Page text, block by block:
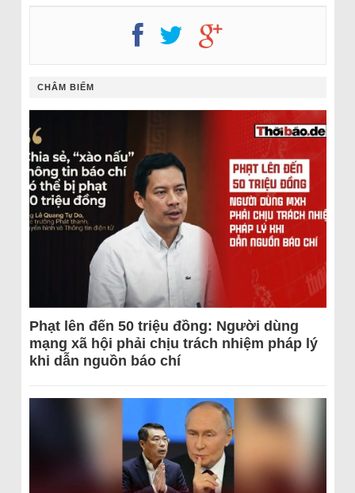
CHÂM BIẾM
Phạt lên đến 50 triệu đồng: Người dùng
mạng xã hội phải chịu trách nhiệm pháp lý
khi dẫn nguồn báo chí